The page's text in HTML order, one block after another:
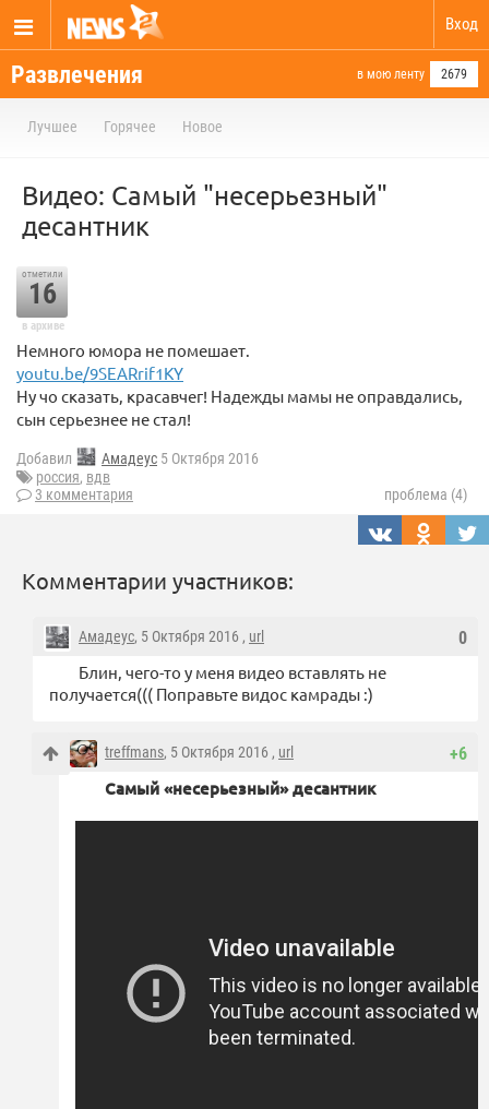
Вход
Развлечения в мою ленту 2679
Лучшее Горячее Новое
Видео: Самый "несерьезный"
десантник
отметили
16
в архиве
Немного юмора не помешает.
youtu.be/9SEARrif1KY
Ну чо сказать, красавчег! Надежды мамы не оправдались,
сын серьезнее не стал!
Добавил Амадеус 5 Октября 2016
россия, вдв
3 комментария
проблема (4)
Комментарии участников:
0
Амадеус, 5 Октября 2016 , url
Блин, чего-то у меня видео вставлять не
получается((( Поправьте видос камрады :)
+6
treffmans, 5 Октября 2016 , url
Самый «несерьезный» десантник